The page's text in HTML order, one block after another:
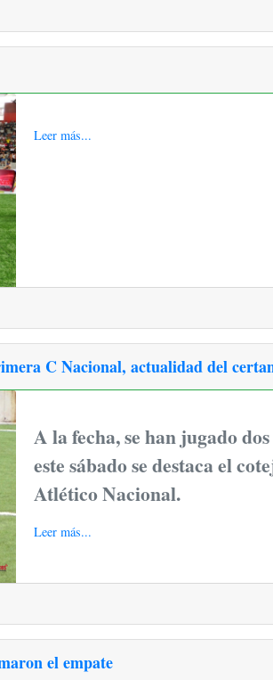
Leer más...
C Nacional, actualidad del
A la fecha, se han jugado
este sábado se destaca el
Atlético Nacional.
Leer más...
el empate